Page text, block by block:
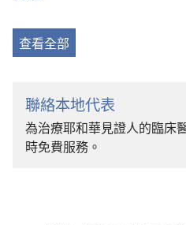
查看全部
聯絡本地代表
為治療耶和華見證人的臨床
時免費服務。